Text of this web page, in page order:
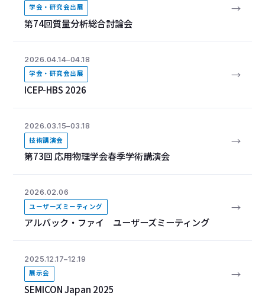
学会・研究会出展
第74回質量分析総合討論会
→
2026.04.14–04.18
学会・研究会出展
ICEP-HBS 2026
→
2026.03.15–03.18
技術講演会
第73回 応用物理学会春季学術講演会
→
2026.02.06
ユーザーズミーティング
アルバック・ファイ ユーザーズミーティング
→
2025.12.17–12.19
展示会
SEMICON Japan 2025
→